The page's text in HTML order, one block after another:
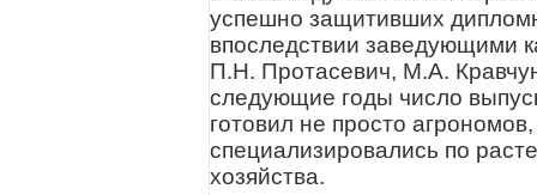
успешно защитивших
впоследствии заведующими
П.Н. Протасевич, М.А.
следующие годы число
готовил не просто
специализировались по
хозяйства.